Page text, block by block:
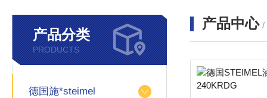
产品分类
PRODUCTS
德国施*steimel
产品中心 /